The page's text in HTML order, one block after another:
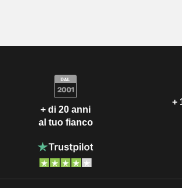
+ di 20 anni
al tuo fianco
+